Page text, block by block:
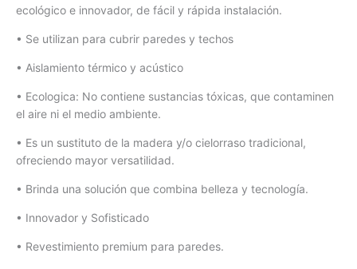
ecológico e innovador, de fácil y rápida instalación.
• Se utilizan para cubrir paredes y techos
• Aislamiento térmico y acústico
• Ecologica: No contiene sustancias tóxicas, que contaminen
el aire ni el medio ambiente.
• Es un sustituto de la madera y/o cielorraso tradicional,
ofreciendo mayor versatilidad.
• Brinda una solución que combina belleza y tecnología.
• Innovador y Sofisticado
• Revestimiento premium para paredes.